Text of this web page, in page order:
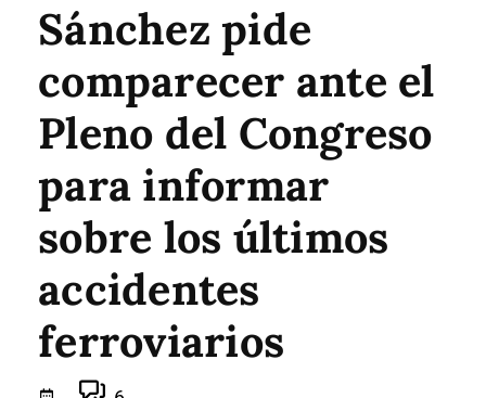
Sánchez pide
comparecer ante el
Pleno del Congreso
para informar
sobre los últimos
accidentes
ferroviarios